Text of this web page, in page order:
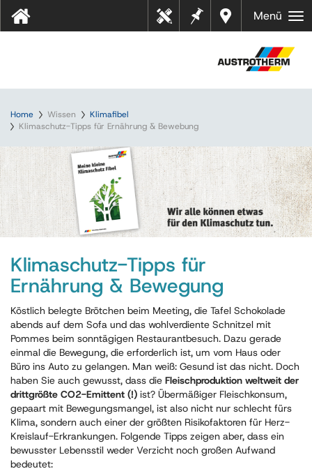
Händl
er in
Merkz
ettel
Tool
s
Menü
Home Wissen
Klimafibel
Klimaschutz-Tipps für Ernährung & Bewebung
Klimaschutz-Tipps für
Ernährung & Bewegung
Köstlich belegte Brötchen beim Meeting, die Tafel Schokolade
abends auf dem Sofa und das wohlverdiente Schnitzel mit
Pommes beim sonntägigen Restaurantbesuch. Dazu gerade
einmal die Bewegung, die erforderlich ist, um vom Haus oder
Büro ins Auto zu gelangen. Man weiß: Gesund ist das nicht. Doch
haben Sie auch gewusst, dass die Fleischproduktion weltweit der
drittgrößte CO2-Emittent (!) ist? Übermäßiger Fleischkonsum,
gepaart mit Bewegungsmangel, ist also nicht nur schlecht fürs
Klima, sondern auch einer der größten Risikofaktoren für Herz-
Kreislauf-Erkrankungen. Folgende Tipps zeigen aber, dass ein
bewusster Lebensstil weder Verzicht noch großen Aufwand
bedeutet: